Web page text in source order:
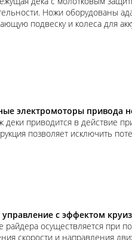
Ножи оборудованы
подвеску и колеса для
электромоторы привода
деки приводится в действие
позволяет исключить
с эффектом
райдера осуществляется при
скорости и направления